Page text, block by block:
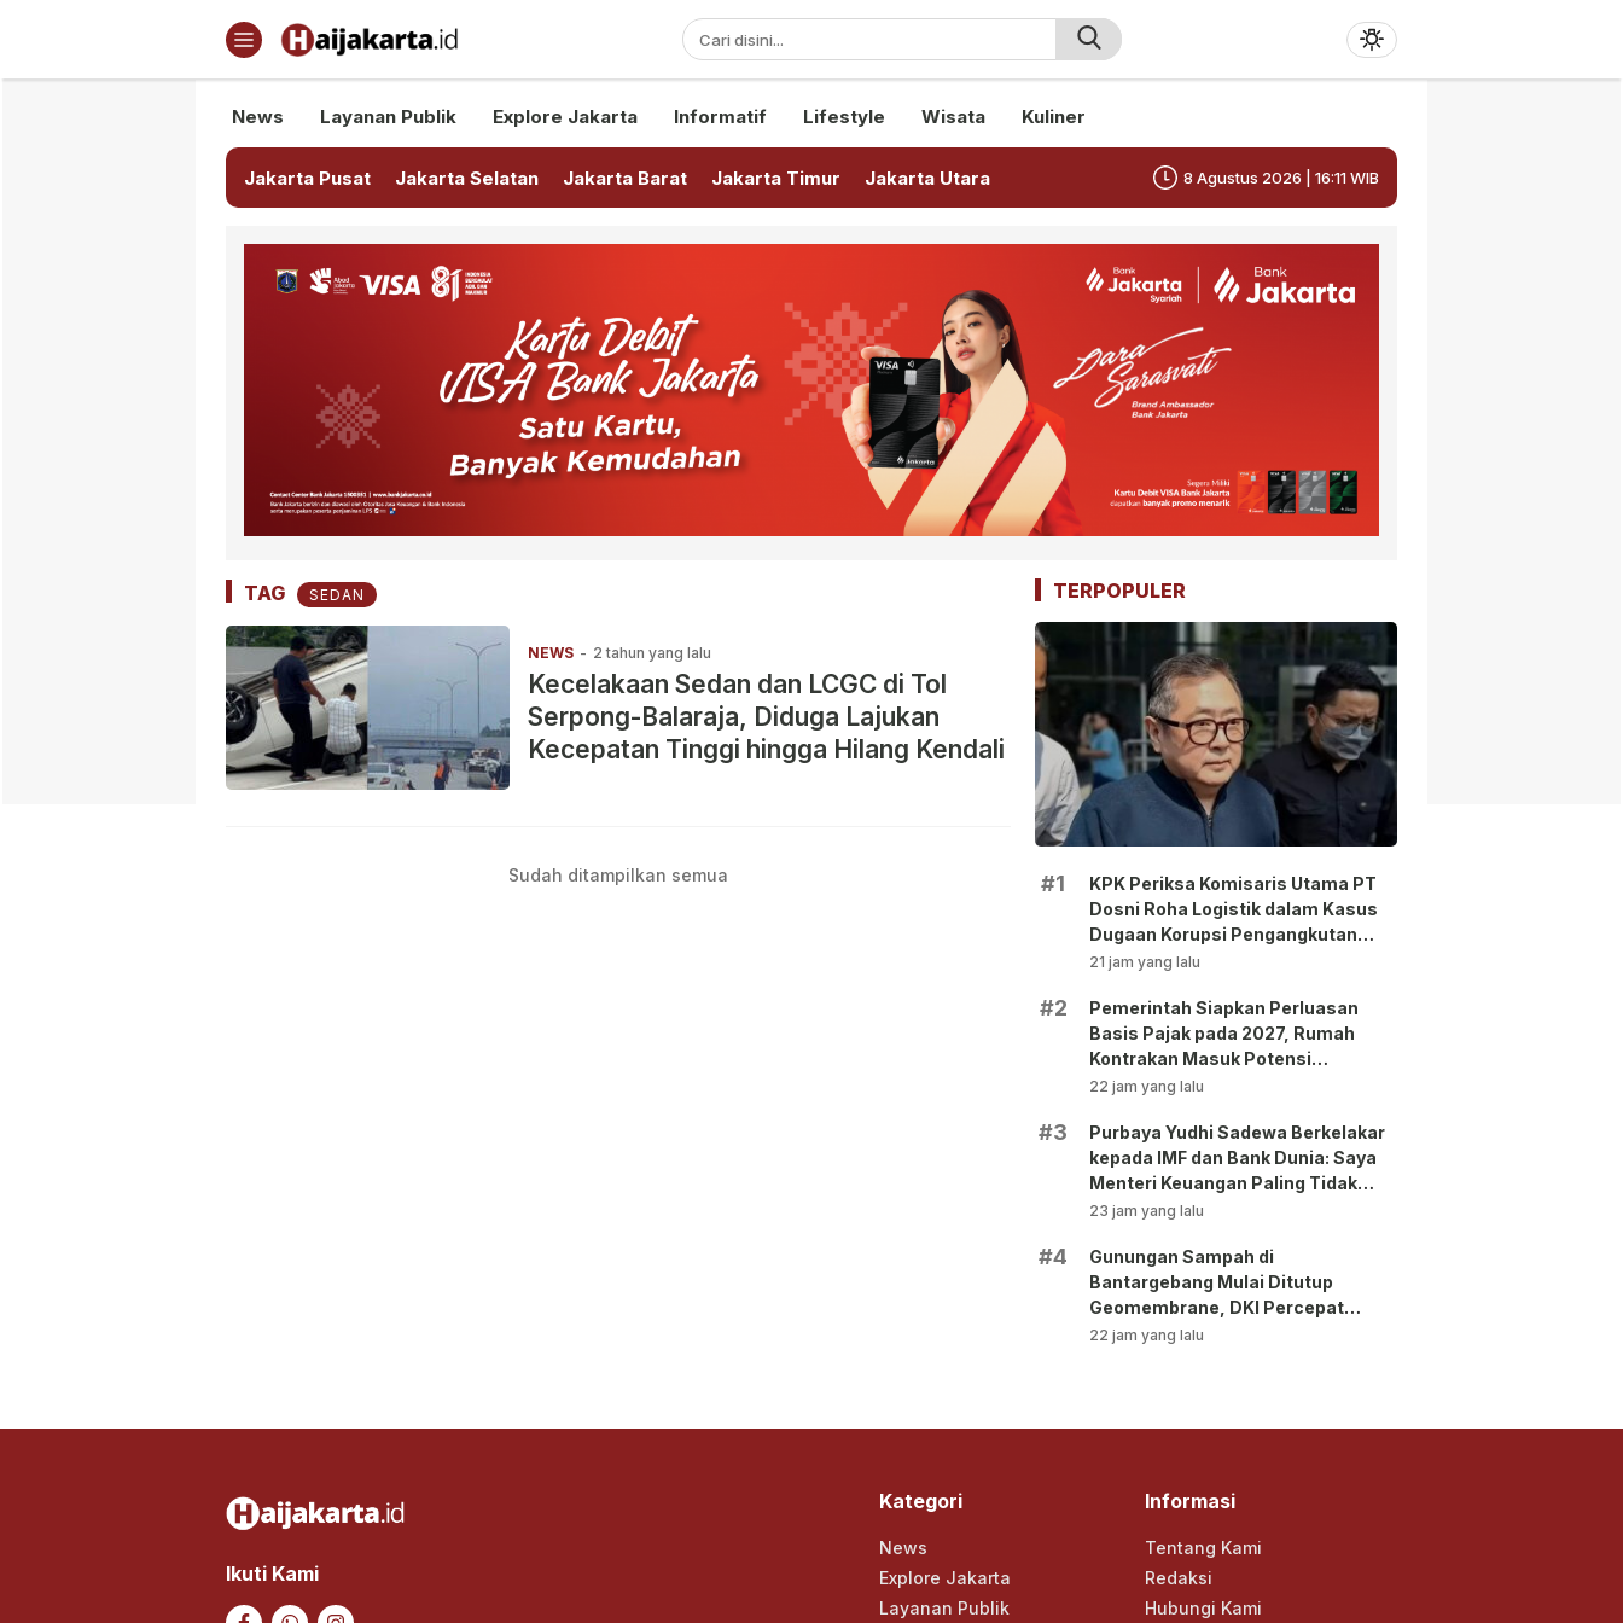
Haijakarta.id
Semua Tentang Jakarta Ada Disini!
News Layanan Publik Explore Jakarta Informatif Lifestyle Wisata Kuliner
Jakarta Pusat Jakarta Selatan Jakarta Barat Jakarta Timur Jakarta Utara 8 Agustus 2026 | 16:11 WIB
TAG SEDAN
NEWS - 2 tahun yang lalu
Kecelakaan Sedan dan LCGC di Tol
Serpong-Balaraja, Diduga Lajukan
Kecepatan Tinggi hingga Hilang Kendali
Sudah ditampilkan semua
TERPOPULER
#1
KPK Periksa Komisaris Utama PT
Dosni Roha Logistik dalam Kasus
Dugaan Korupsi Pengangkutan
Bansos!
21 jam yang lalu
#2
Pemerintah Siapkan Perluasan
Basis Pajak pada 2027, Rumah
Kontrakan Masuk Potensi
Pengawasan!
22 jam yang lalu
#3
Purbaya Yudhi Sadewa Berkelakar
kepada IMF dan Bank Dunia: Saya
Menteri Keuangan Paling Tidak
Beruntung di Dunia!
23 jam yang lalu
#4
Gunungan Sampah di
Bantargebang Mulai Ditutup
Geomembrane, DKI Percepat
Penghentian Sistem Open
22 jam yang lalu
Ikuti Kami
Kategori
News
Explore Jakarta
Layanan Publik
Informasi
Tentang Kami
Redaksi
Hubungi Kami